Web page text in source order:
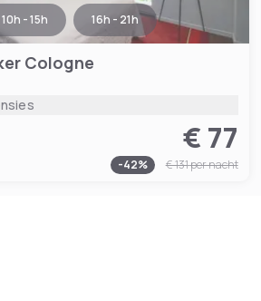
10h - 15h 16h - 21h
Cologne
€ 77
-42% € 131per nacht